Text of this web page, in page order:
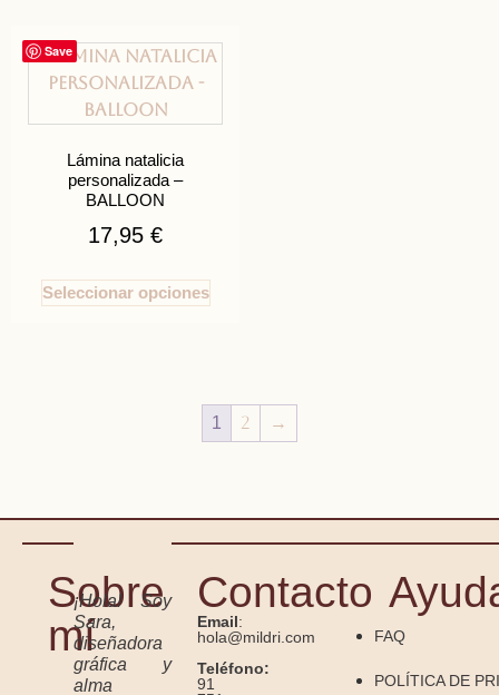
Save
Lámina natalicia
personalizada –
BALLOON
17,95€
Seleccionar opciones
1 2 →
Sobre
mí
¡Hola! Soy
Sara,
diseñadora
gráfica y
alma
Contacto
Email:
hola@mildri.com
Teléfono:
91
FAQ
POLÍTICA DE